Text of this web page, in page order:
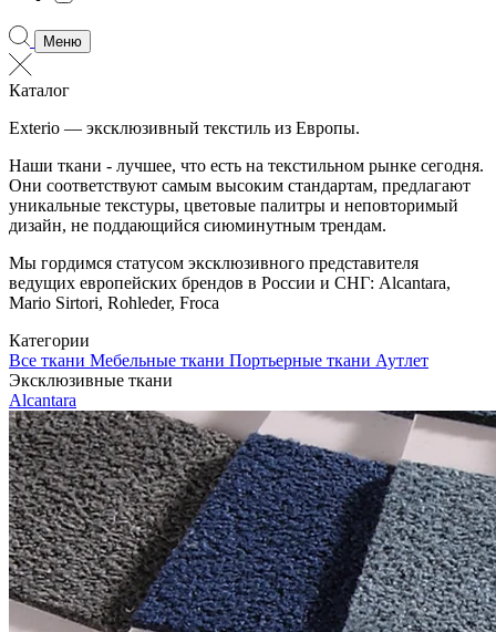
Меню
Каталог
Exterio — эксклюзивный текстиль из Европы.
Наши ткани - лучшее, что есть на текстильном рынке сегодня.
Они соответствуют самым высоким стандартам, предлагают
уникальные текстуры, цветовые палитры и неповторимый
дизайн, не поддающийся сиюминутным трендам.
Мы гордимся статусом эксклюзивного представителя
ведущих европейских брендов в России и СНГ: Alcantara,
Mario Sirtori, Rohleder, Froca
Категории
Все ткани Мебельные ткани Портьерные ткани Аутлет
Эксклюзивные ткани
Alcantara